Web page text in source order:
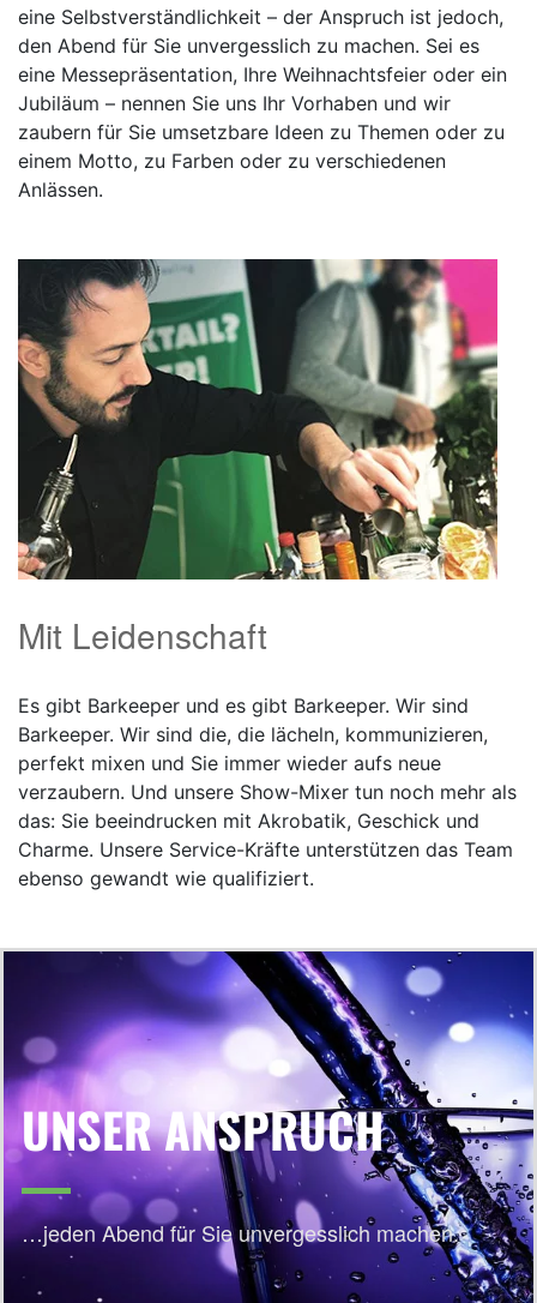
eine Selbstverständlichkeit – der Anspruch ist jedoch,
den Abend für Sie unvergesslich zu machen. Sei es
eine Messepräsentation, Ihre Weihnachtsfeier oder ein
Jubiläum – nennen Sie uns Ihr Vorhaben und wir
zaubern für Sie umsetzbare Ideen zu Themen oder zu
einem Motto, zu Farben oder zu verschiedenen
Anlässen.
Mit Leidenschaft
Es gibt Barkeeper und es gibt Barkeeper. Wir sind
Barkeeper. Wir sind die, die lächeln, kommunizieren,
perfekt mixen und Sie immer wieder aufs neue
verzaubern. Und unsere Show-Mixer tun noch mehr als
das: Sie beeindrucken mit Akrobatik, Geschick und
Charme. Unsere Service-Kräfte unterstützen das Team
ebenso gewandt wie qualifiziert.
UNSER ANSPRUCH
…jeden Abend für Sie unvergesslich machen.